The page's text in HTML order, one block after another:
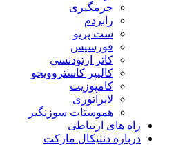
جرمگیری
رابردم
ست پریو
فورسپس
کاتر ارتودنسی
کالیپر کاستروویجو
کامپوزیت
لابراتوری
هموستات سوزنگیر
راه های ارتباطی
درباره دنتیکال مارکت